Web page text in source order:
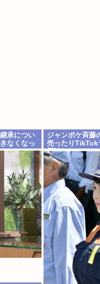
承につい
なくなっ
ジャンポケ斉藤
売ったりTikTok
示談しなかった